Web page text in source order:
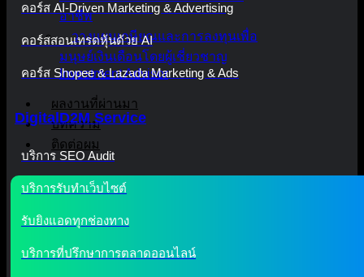
อาชีพ
วางแผนเกษียณและการลงทุนเพื่อ
มนุษย์เงินเดือนโดยผู้เชี่ยวชาญ
Investment Advisor
ผลงานที่ผ่านมา
บทความ
ติดต่อผม
คอร์ส AI-Driven Marketing & Advertising
คอร์สสอนเทรดหุ้นด้วย AI
คอร์ส Shopee & Lazada Marketing & Ads
DigitalD2M Service
บริการ SEO Audit
บริการรับทำเว็บไซต์
รับยิงแอดทุกช่องทาง
บริการที่ปรึกษาการตลาดออนไลน์